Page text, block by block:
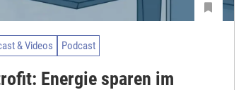
& Videos Podcast
Energie sparen im